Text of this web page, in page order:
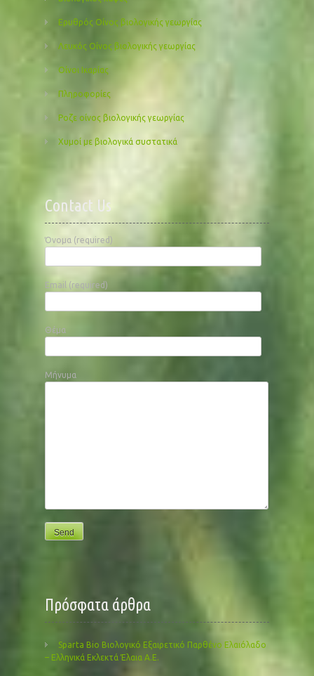
Ερυθρός Οίνος βιολογικής γεωργίας
Λευκός Οίνος βιολογικής γεωργίας
Οίνοι Ικαρίας
Πληροφορίες
Ροζε οίνος βιολογικής γεωργίας
Χυμοί με βιολογικά συστατικά
Contact Us
Όνομα (required)
Email (required)
Θέμα
Μήνυμα
Πρόσφατα άρθρα
Sparta Bio Βιολογικό Εξαιρετικό Παρθένο Ελαιόλαδο
– Ελληνικά Εκλεκτά Έλαια Α.Ε.